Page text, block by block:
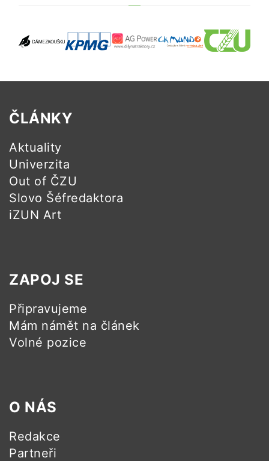
ČLÁNKY
Aktuality
Univerzita
Out of ČZU
Slovo Šéfredaktora
iZUN Art
ZAPOJ SE
Připravujeme
Mám námět na článek
Volné pozice
O NÁS
Redakce
Partneři